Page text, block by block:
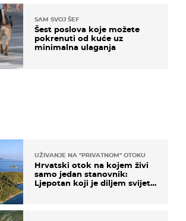
UŽIVANJE NA "PRIVATNOM" OTOKU
Hrvatski otok na kojem živi
samo jedan stanovnik:
Ljepotan koji je diljem svijeta
SAM SVOJ ŠEF
Šest poslova koje možete
pokrenuti od kuće uz
minimalna ulaganja